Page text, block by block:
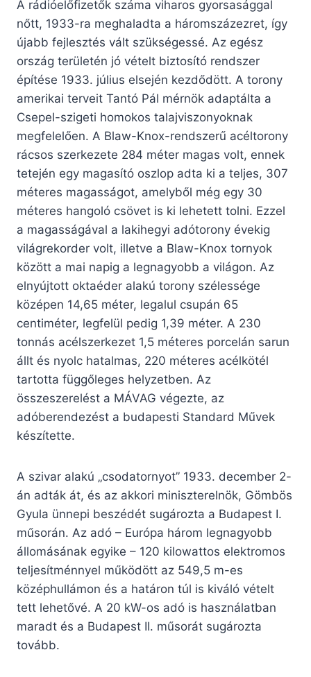
A rádióelőfizetők száma viharos gyorsasággal
nőtt, 1933-ra meghaladta a háromszázezret, így
újabb fejlesztés vált szükségessé. Az egész
ország területén jó vételt biztosító rendszer
építése 1933. július elsején kezdődött. A torony
amerikai terveit Tantó Pál mérnök adaptálta a
Csepel-szigeti homokos talajviszonyoknak
megfelelően. A Blaw-Knox-rendszerű acéltorony
rácsos szerkezete 284 méter magas volt, ennek
tetején egy magasító oszlop adta ki a teljes, 307
méteres magasságot, amelyből még egy 30
méteres hangoló csövet is ki lehetett tolni. Ezzel
a magasságával a lakihegyi adótorony évekig
világrekorder volt, illetve a Blaw-Knox tornyok
között a mai napig a legnagyobb a világon. Az
elnyújtott oktaéder alakú torony szélessége
középen 14,65 méter, legalul csupán 65
centiméter, legfelül pedig 1,39 méter. A 230
tonnás acélszerkezet 1,5 méteres porcelán sarun
állt és nyolc hatalmas, 220 méteres acélkötél
tartotta függőleges helyzetben. Az
összeszerelést a MÁVAG végezte, az
adóberendezést a budapesti Standard Művek
készítette.
A szivar alakú „csodatornyot” 1933. december 2-
án adták át, és az akkori miniszterelnök, Gömbös
Gyula ünnepi beszédét sugározta a Budapest I.
műsorán. Az adó – Európa három legnagyobb
állomásának egyike – 120 kilowattos elektromos
teljesítménnyel működött az 549,5 m-es
középhullámon és a határon túl is kiváló vételt
tett lehetővé. A 20 kW-os adó is használatban
maradt és a Budapest II. műsorát sugározta
tovább.